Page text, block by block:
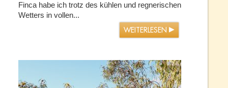
Finca habe ich trotz des kühlen und regnerischen
Wetters in vollen...
WEITERLESEN